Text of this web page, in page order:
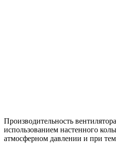
Производительность
использованием настенного
атмосферном давлении и при